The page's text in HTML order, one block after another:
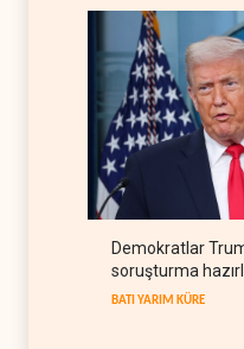
Demokratlar
soruşturma
BATI YARIM KÜRE